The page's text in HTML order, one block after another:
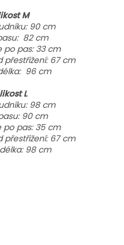
M
90 cm
82 cm
po pas: 33 cm
přestřižení: 67 cm
96 cm
L
98 cm
90 cm
po pas: 35 cm
přestřižení: 67 cm
98 cm